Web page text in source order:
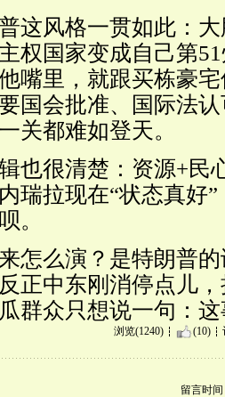
这风格一贯如此：
权国家变成自己第
嘴里，就跟买栋豪
国会批准、国际法
都难如登天。
也很清楚：资源+民
瑞拉现在“状态真好
。
怎么演？是特朗普
正中东刚消停点儿
群众只想说一句：
浏览(1240) (10)
留言时间